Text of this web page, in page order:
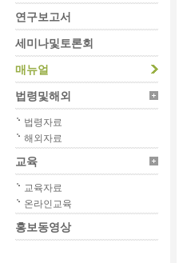
연구보고서
세미나및토론회
매뉴얼
법령및해외
법령자료
해외자료
교육
교육자료
온라인교육
홍보동영상